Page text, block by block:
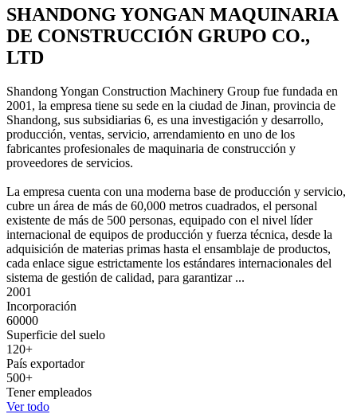
SHANDONG YONGAN MAQUINARIA
DE CONSTRUCCIÓN GRUPO CO.,
LTD
Shandong Yongan Construction Machinery Group fue fundada en
2001, la empresa tiene su sede en la ciudad de Jinan, provincia de
Shandong, sus subsidiarias 6, es una investigación y desarrollo,
producción, ventas, servicio, arrendamiento en uno de los
fabricantes profesionales de maquinaria de construcción y
proveedores de servicios.
La empresa cuenta con una moderna base de producción y servicio,
cubre un área de más de 60,000 metros cuadrados, el personal
existente de más de 500 personas, equipado con el nivel líder
internacional de equipos de producción y fuerza técnica, desde la
adquisición de materias primas hasta el ensamblaje de productos,
cada enlace sigue estrictamente los estándares internacionales del
sistema de gestión de calidad, para garantizar ...
2001
Incorporación
60000
Superficie del suelo
120+
País exportador
500+
Tener empleados
Ver todo